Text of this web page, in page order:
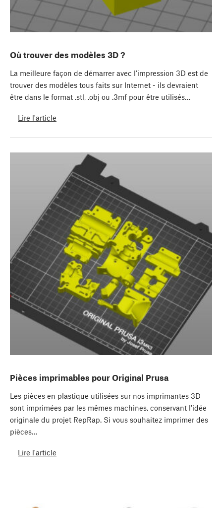
Où trouver des modèles 3D ?
La meilleure façon de démarrer avec l'impression 3D est de
trouver des modèles tous faits sur Internet - ils devraient
être dans le format .stl, .obj ou .3mf pour être utilisés…
Lire l'article
Pièces imprimables pour Original Prusa
Les pièces en plastique utilisées sur nos imprimantes 3D
sont imprimées par les mêmes machines, conservant l'idée
originale du projet RepRap. Si vous souhaitez imprimer des
pièces…
Lire l'article